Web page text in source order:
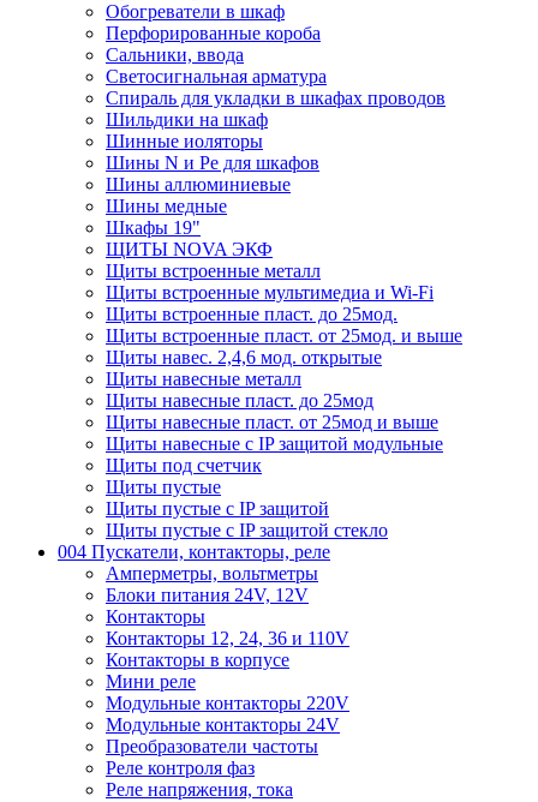
Обогреватели в шкаф
Перфорированные короба
Сальники, ввода
Светосигнальная арматура
Спираль для укладки в шкафах проводов
Шильдики на шкаф
Шинные иоляторы
Шины N и Pe для шкафов
Шины аллюминиевые
Шины медные
Шкафы 19"
ЩИТЫ NOVA ЭКФ
Щиты встроенные металл
Щиты встроенные мультимедиа и Wi-Fi
Щиты встроенные пласт. до 25мод.
Щиты встроенные пласт. от 25мод. и выше
Щиты навес. 2,4,6 мод. открытые
Щиты навесные металл
Щиты навесные пласт. до 25мод
Щиты навесные пласт. от 25мод и выше
Щиты навесные с IP защитой модульные
Щиты под счетчик
Щиты пустые
Щиты пустые с IP защитой
Щиты пустые с IP защитой стекло
004 Пускатели, контакторы, реле
Амперметры, вольтметры
Блоки питания 24V, 12V
Контакторы
Контакторы 12, 24, 36 и 110V
Контакторы в корпусе
Мини реле
Модульные контакторы 220V
Модульные контакторы 24V
Преобразователи частоты
Реле контроля фаз
Реле напряжения, тока